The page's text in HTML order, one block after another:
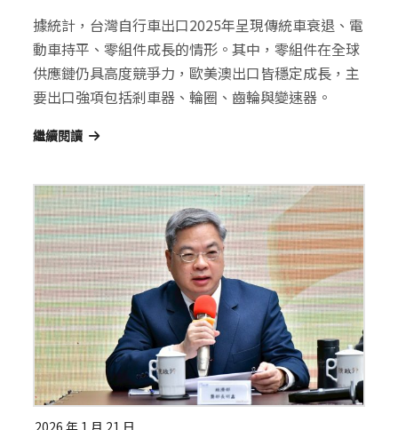
據統計，台灣自行車出口2025年呈現傳統車衰退、電
動車持平、零組件成長的情形。其中，零組件在全球
供應鏈仍具高度競爭力，歐美澳出口皆穩定成長，主
要出口強項包括剎車器、輪圈、齒輪與變速器。
繼續閱讀